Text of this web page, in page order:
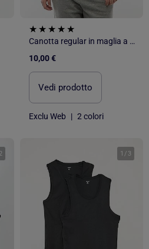
Canotta regular in maglia a costine
10,00 €
Vedi prodotto
Exclu Web | 2 colori
2 1 / 3